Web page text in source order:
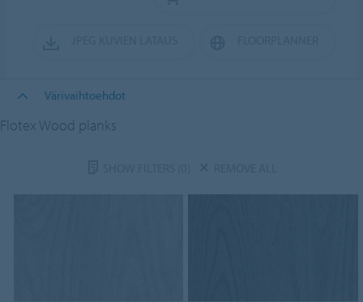
Värivaihtoehdot
Flotex Wood planks